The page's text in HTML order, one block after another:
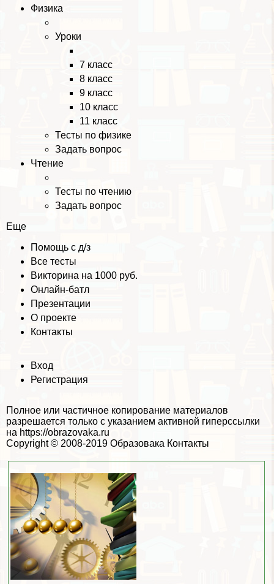
Физика
Уроки
7 класс
8 класс
9 класс
10 класс
11 класс
Тесты по физике
Задать вопрос
Чтение
Тесты по чтению
Задать вопрос
Еще
Помощь с д/з
Все тесты
Викторина на 1000 руб.
Онлайн-батл
Презентации
О проекте
Контакты
Вход
Регистрация
Полное или частичное копирование материалов
разрешается только с указанием активной гиперссылки
на https://obrazovaka.ru
Copyright © 2008-2019 Образовака Контакты